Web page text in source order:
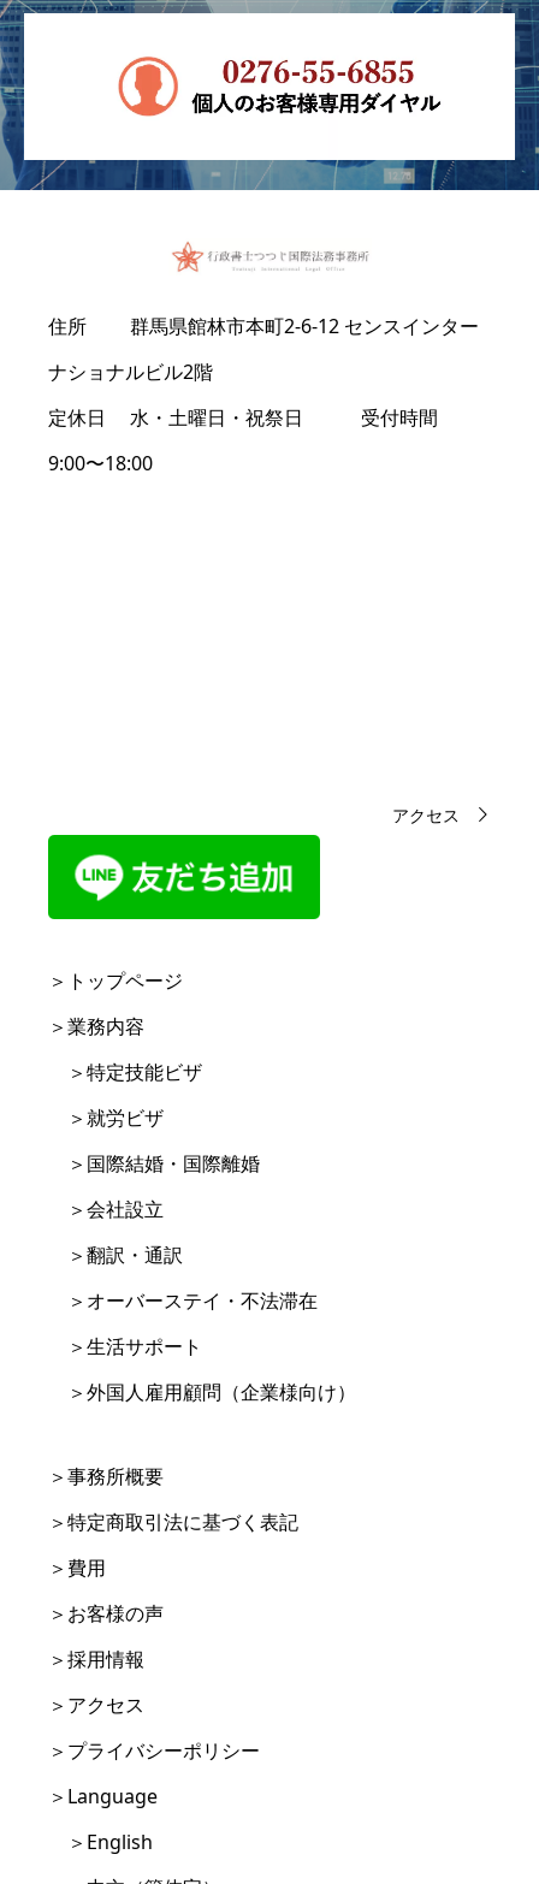
住所 群馬県館林市本町2-6-12 センスインター
ナショナルビル2階
定休日 水・土曜日・祝祭日 受付時間
9:00〜18:00
アクセス
＞トップページ
＞業務内容
＞特定技能ビザ
＞就労ビザ
＞国際結婚・国際離婚
＞会社設立
＞翻訳・通訳
＞オーバーステイ・不法滞在
＞生活サポート
＞外国人雇用顧問（企業様向け）
＞事務所概要
＞特定商取引法に基づく表記
＞費用
＞お客様の声
＞採用情報
＞アクセス
＞プライバシーポリシー
＞Language
＞English